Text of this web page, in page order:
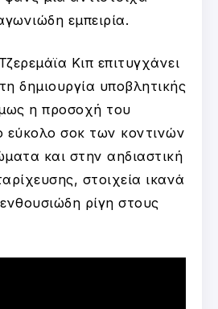
εμπειρία.
Κιπ επιτυγχάνει
δημιουργία υποβλητικής
η προσοχή του
εύκολο σοκ των κοντινών
και στην αηδιαστική
στοιχεία ικανά
ρίγη στους